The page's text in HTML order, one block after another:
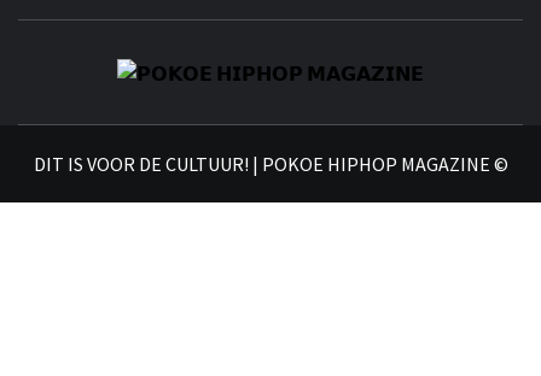
DIT IS VOOR DE CULTUUR! | POKOE HIPHOP MAGAZINE ©